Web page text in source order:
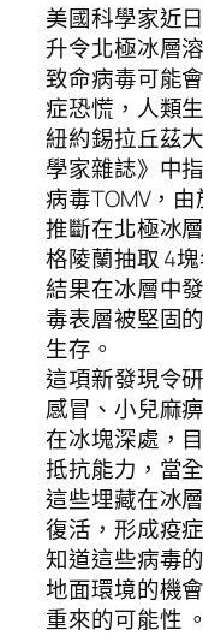
美國科學家近
升令北極冰層
致命病毒可能
症恐慌，人類
紐約錫拉丘茲
學家雜誌》中
病毒TOMV，
推斷在北極冰
格陵蘭抽取 4
結果在冰層中
毒表層被堅固
生存。
這項新發現令
感冒、小兒麻
在冰塊深處，
抵抗能力，當
這些埋藏在冰
復活，形成疫
知道這些病毒
地面環境的機
重來的可能性 。